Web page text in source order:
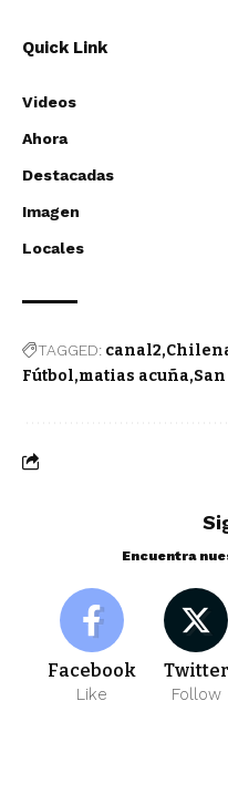
Quick Link
Videos
Ahora
Destacadas
Imagen
Locales
TAGGED: canal2
Fútbol matias acuña
Encuentra
Facebook
Like
Twitter
Follow